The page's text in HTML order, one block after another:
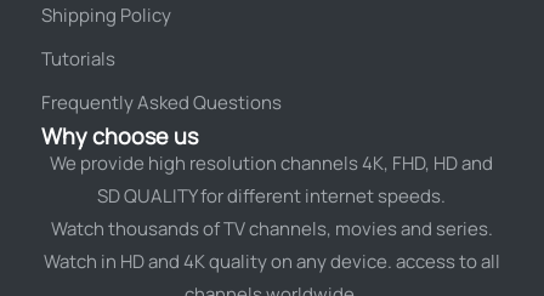
Shipping Policy
Tutorials
Frequently Asked Questions
Why choose us
We provide high resolution channels 4K, FHD, HD and
SD QUALITY for different internet speeds.
Watch thousands of TV channels, movies and series.
Watch in HD and 4K quality on any device. access to all